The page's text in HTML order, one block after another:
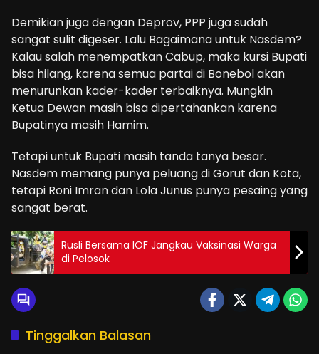
Demikian juga dengan Deprov, PPP juga sudah
sangat sulit digeser. Lalu Bagaimana untuk Nasdem?
Kalau salah menempatkan Cabup, maka kursi Bupati
bisa hilang, karena semua partai di Bonebol akan
menurunkan kader-kader terbaiknya. Mungkin
Ketua Dewan masih bisa dipertahankan karena
Bupatinya masih Hamim.
Tetapi untuk Bupati masih tanda tanya besar.
Nasdem memang punya peluang di Gorut dan Kota,
tetapi Roni Imran dan Lola Junus punya pesaing yang
sangat berat.
Rusli Bersama IOF Jangkau Vaksinasi Warga
di Pelosok
Tinggalkan Balasan